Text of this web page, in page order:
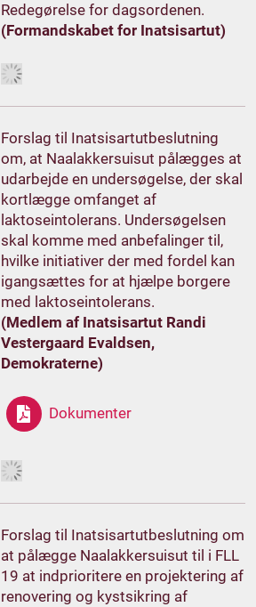
Redegørelse for dagsordenen.
(Formandskabet for Inatsisartut)
Forslag til Inatsisartutbeslutning
om, at Naalakkersuisut pålægges at
udarbejde en undersøgelse, der skal
kortlægge omfanget af
laktoseintolerans. Undersøgelsen
skal komme med anbefalinger til,
hvilke initiativer der med fordel kan
igangsættes for at hjælpe borgere
med laktoseintolerans.
(Medlem af Inatsisartut Randi
Vestergaard Evaldsen,
Demokraterne)
Dokumenter
Forslag til Inatsisartutbeslutning om
at pålægge Naalakkersuisut til i FLL
19 at indprioritere en projektering af
renovering og kystsikring af